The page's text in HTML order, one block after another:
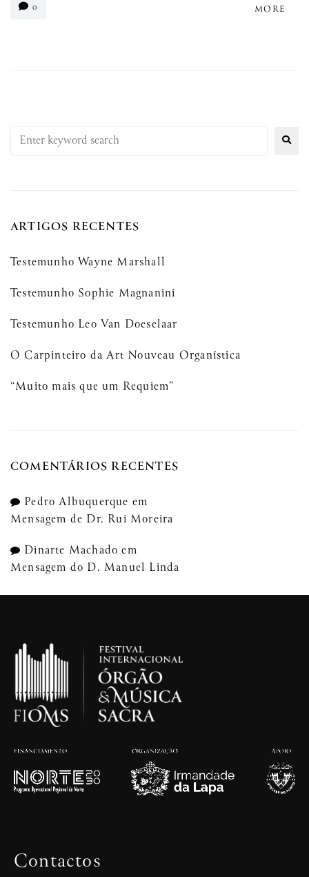
0 MORE
ARTIGOS RECENTES
Testemunho Wayne Marshall
Testemunho Sophie Magnanini
Testemunho Leo Van Doeselaar
O Carpinteiro da Art Nouveau Organística
“Muito mais que um Requiem”
COMENTÁRIOS RECENTES
Pedro Albuquerque em
Mensagem de Dr. Rui Moreira
Dinarte Machado em
Mensagem do D. Manuel Linda
Contactos